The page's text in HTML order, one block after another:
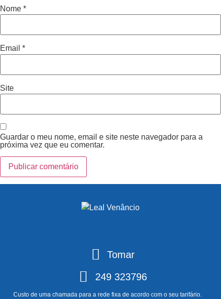
Nome *
Email *
Site
Guardar o meu nome, email e site neste navegador para a
próxima vez que eu comentar.
Tomar
249 323796
Custo de uma chamada para a rede fixa de acordo com o seu tarifário.